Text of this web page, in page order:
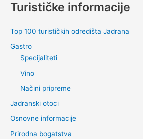
Turističke informacije
Top 100 turističkih odredišta Jadrana
Gastro
Specijaliteti
Vino
Načini pripreme
Jadranski otoci
Osnovne informacije
Prirodna bogatstva